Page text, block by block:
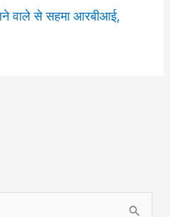
वाले से सहमा आरबीआई,